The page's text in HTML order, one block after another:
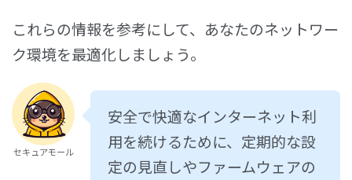
これらの情報を参考にして、あなたのネットワー
ク環境を最適化しましょう。
セキュアモール
安全で快適なインターネット利
用を続けるために、定期的な設
定の見直しやファームウェアの